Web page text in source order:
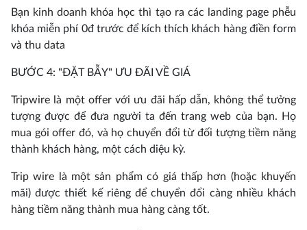
Bạn kinh doanh khóa học thì tạo ra các landing page phễu
khóa miễn phí 0đ trước để kích thích khách hàng điền form
và thu data
BƯỚC 4: "ĐẶT BẪY" ƯU ĐÃI VỀ GIÁ
Tripwire là một offer với ưu đãi hấp dẫn, không thể tưởng
tượng được để đưa người ta đến trang web của bạn. Họ
mua gói offer đó, và họ chuyển đổi từ đối tượng tiềm năng
thành khách hàng, một cách diệu kỳ.
Trip wire là một sản phẩm có giá thấp hơn (hoặc khuyến
mãi) được thiết kế riêng để chuyển đổi càng nhiều khách
hàng tiềm năng thành mua hàng càng tốt.